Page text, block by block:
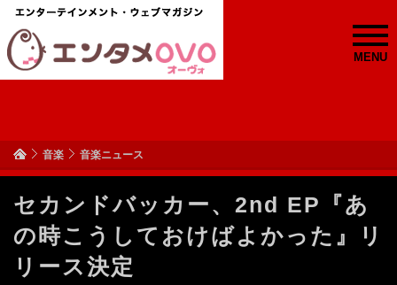
MENU
音楽 音楽ニュース
セカンドバッカー、2nd EP『あ
の時こうしておけばよかった』リ
リース決定